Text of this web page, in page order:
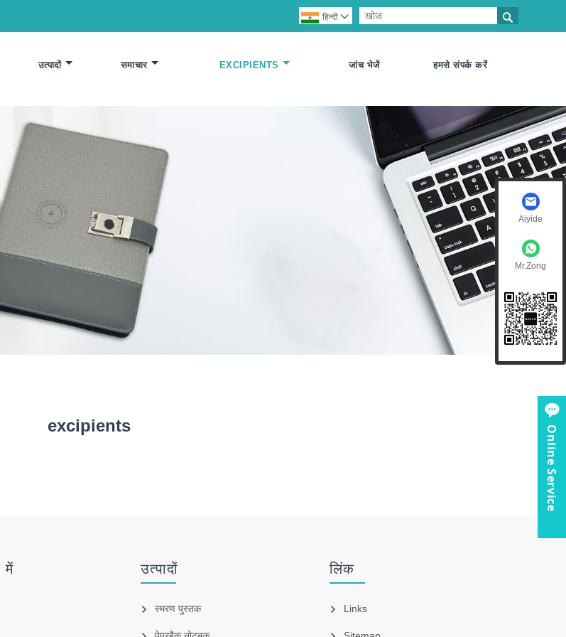

हिन्दी 
उत्पादों समाचार EXCIPIENTS जांच भेजें हमसे संपर्क करें
excipients
Aiyide
Mr.Zong
में उत्पादों
स्मरण पुस्तक
लिंक
Links
Online Service